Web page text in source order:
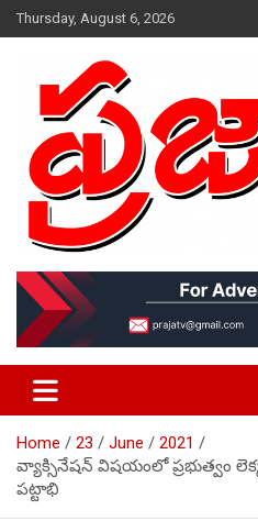
Skip
to
Thursday, August 6, 2026
prajaatv.com
Home 23 June
2021
వ్యాక్సినేషన్ విషయంలో ప్రభుత్వం
పట్టాభి